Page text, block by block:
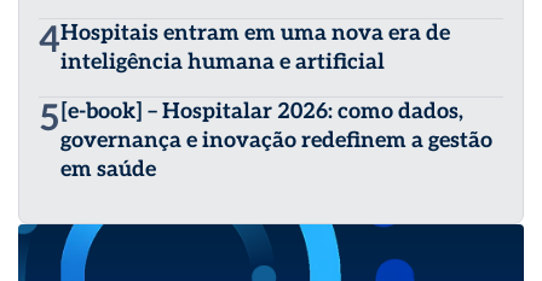
4Hospitais entram em uma nova era de
inteligência humana e artificial
5 [e-book] – Hospitalar 2026: como dados,
governança e inovação redefinem a gestão
em saúde